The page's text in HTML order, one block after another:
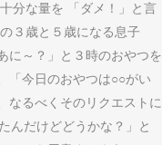
分な量を 「ダメ！」と言
３歳と５歳になる息子
に～？」と３時のおやつを
「今日のおやつは○○がい
なるべくそのリクエストに
んだけどどうかな？」と